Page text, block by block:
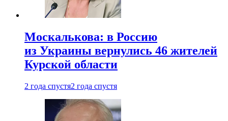
Москалькова: в Россию
из Украины вернулись 46 жителей
Курской области
2 года спустя2 года спустя